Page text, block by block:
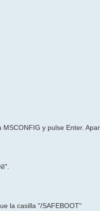
MSCONFIG y pulse Enter.
la casilla "/SAFEBOOT"